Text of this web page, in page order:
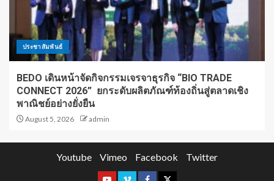
ประชาสัมพันธ์
BEDO เดินหน้าจัดกิจกรรมเจรจาธุรกิจ “BIO TRADE
CONNECT 2026” ยกระดับผลิตภัณฑ์ท้องถิ่นสู่ตลาดเชิง
พาณิชย์อย่างยั่งยืน
August 5, 2026 admin
Youtube Vimeo Facebook Twitter